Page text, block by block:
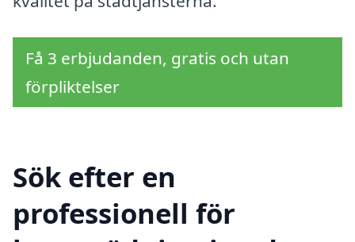
Få 3 erbjudanden, gratis och utan
förpliktelser
Sök efter en
professionell för